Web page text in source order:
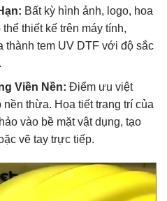
Bất kỳ hình ảnh, logo, hoa
thiết kế trên máy tính,
thành tem UV DTF với độ sắc
Viền Nền: Điểm ưu việt
thừa. Họa tiết trang trí của
vào bề mặt vật dụng, tạo
vẽ tay trực tiếp.